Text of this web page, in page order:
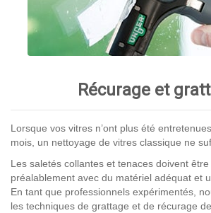
Récurage et
Lorsque vos vitres n’ont plus été
mois, un nettoyage de vitres classique ne
Les saletés collantes et tenaces doivent
préalablement avec du matériel adéquat et
En tant que professionnels expérimentés,
les techniques de grattage et de récurage